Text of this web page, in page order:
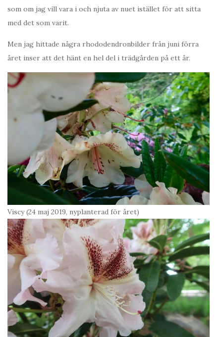
som om jag vill vara i och njuta av nuet istället för att sitta
med det som varit.
Men jag hittade några rhododendronbilder från juni förra
året inser att det hänt en hel del i trädgården på ett år.
Viscy (24 maj 2019, nyplanterad för året)